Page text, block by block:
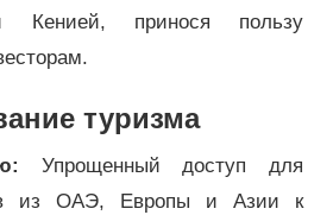
принося пользу
туризма
Упрощенный доступ для
из ОАЭ, Европы и Азии к